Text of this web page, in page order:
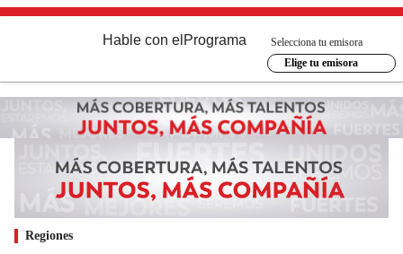
Hable con el Programa
Selecciona tu emisora
Elige tu emisora
Regiones